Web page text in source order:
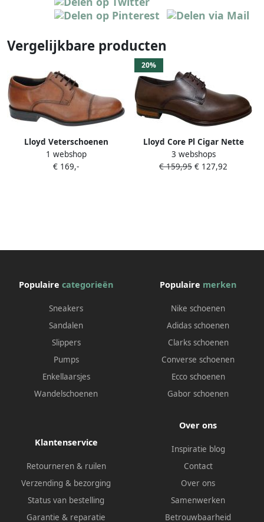
Vergelijkbare producten
Lloyd Veterschoenen
1 webshop
€ 169,-
20%
Lloyd Core Pl Cigar Nette
Veterschoenen Bruin Leer
Heren Smal F Bruin
3 webshops
€ 159,95 € 127,92
Populaire categorieën
Sneakers
Sandalen
Slippers
Pumps
Enkellaarsjes
Wandelschoenen
Populaire merken
Nike schoenen
Adidas schoenen
Clarks schoenen
Converse schoenen
Ecco schoenen
Gabor schoenen
Klantenservice
Retourneren & ruilen
Verzending & bezorging
Status van bestelling
Garantie & reparatie
Over ons
Inspiratie blog
Contact
Over ons
Samenwerken
Betrouwbaarheid